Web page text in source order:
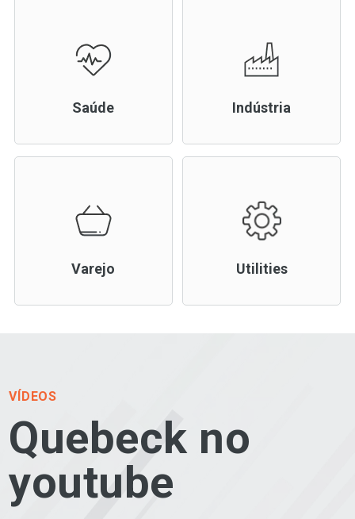
Saúde Indústria
Varejo Utilities
VÍDEOS
Quebeck no
youtube